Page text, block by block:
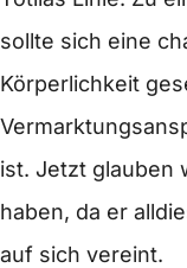
sollte sich eine
Körperlichkeit
ist. Jetzt glauben
haben, da er
auf sich vereint.